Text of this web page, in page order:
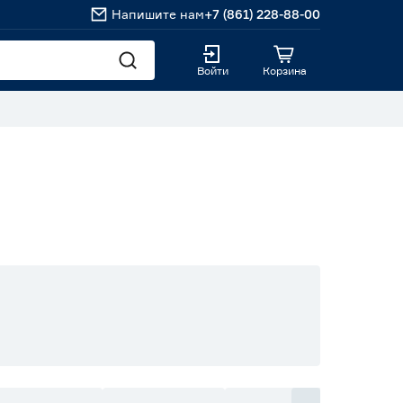
Напишите нам+7 (861) 228-88-00
Войти Корзина